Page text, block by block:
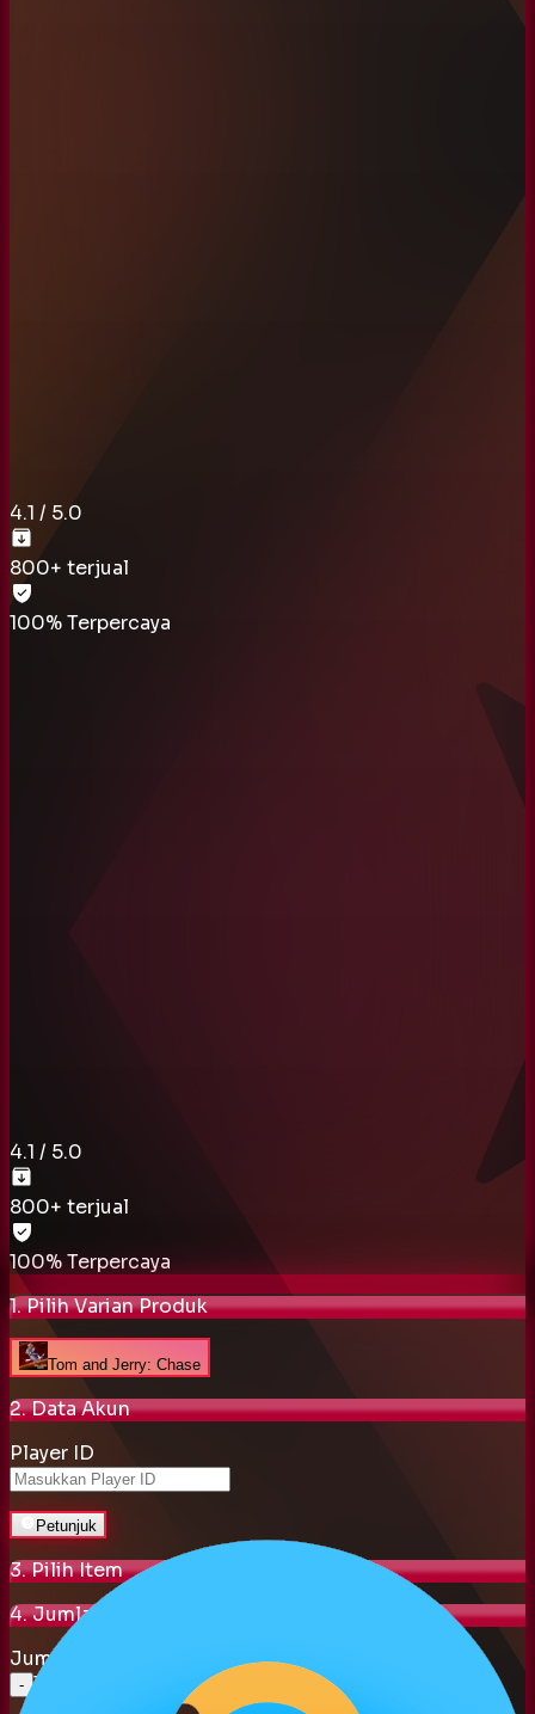
4.1 / 5.0
800+ terjual
100% Terpercaya
4.1 / 5.0
800+ terjual
100% Terpercaya
1. Pilih Varian Produk
Tom and Jerry: Chase
2. Data Akun
Player ID
Petunjuk
3. Pilih Item
4. Jumlah Pembelian
Jumlah Pembelian
- 1